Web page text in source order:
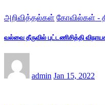
அறிவித்தல்கள் கோவில்கள் -
வல்வை தீருவில் புட்டணிசித்தி
admin Jan 15, 2022